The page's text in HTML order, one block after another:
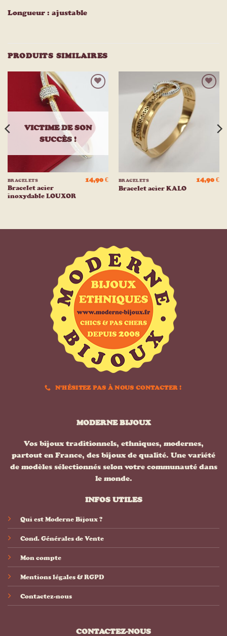
Longueur : ajustable
PRODUITS SIMILAIRES
d’envies
VICTIME DE SON
SUCCÈS !
BRACELETS
Bracelet acier
inoxydable LOUXOR
14,90€
Ajouter
d’envies
BRACELETS
Bracelet acier KALO
14,90€
N'HÉSITEZ PAS À NOUS CONTACTER !
MODERNE BIJOUX
Vos bijoux traditionnels, ethniques, modernes,
partout en France, des bijoux de qualité. Une variété
de modèles sélectionnés selon votre communauté dans
le monde.
INFOS UTILES
Qui est Moderne Bijoux ?
Cond. Générales de Vente
Mon compte
Mentions légales & RGPD
Contactez-nous
CONTACTEZ-NOUS